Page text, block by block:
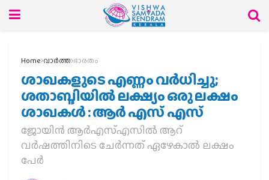
Home വാര്‍ത്ത ഭാരതം
ശാഖകളുടെ എണ്ണം വര്‍ധിച്ചു;
ശതാബ്ദിയിൽ ലക്ഷ്യം ഒരു ലക്ഷം
ശാഖകൾ : ആർ എസ് എസ്
ജോയിന്‍ ആര്‍എസ്എസില്‍ ആറ്
വര്‍ഷത്തിനിടെ ചേര്‍ന്നത് ഏഴേകാല്‍ ലക്ഷം
പേര്‍